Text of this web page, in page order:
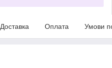
Доставка Оплата Умови